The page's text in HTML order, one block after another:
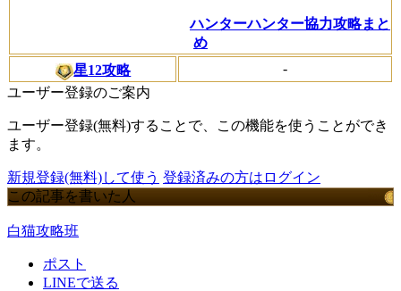
ハンターハンター協力攻略まと
め
星12攻略
-
ユーザー登録のご案内
ユーザー登録(無料)することで、この機能を使うことができ
ます。
新規登録(無料)して使う 登録済みの方はログイン
この記事を書いた人
白猫攻略班
ポスト
LINEで送る